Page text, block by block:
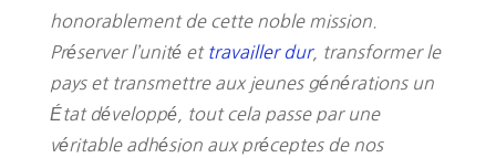
honorablement de cette noble mission.
Préserver l’unité et travailler dur, transformer le
pays et transmettre aux jeunes générations un
État développé, tout cela passe par une
véritable adhésion aux préceptes de nos